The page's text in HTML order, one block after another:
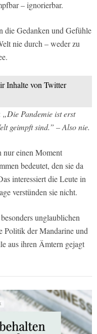
– ignorierbar.
die Gedanken und Gefühle
nie durch – weder zu
Inhalte von Twitter
„Die Pandemie ist erst
geimpft sind.” – Also nie.
nur einen Moment
bedeutet, den sie da
interessiert die Leute in
verstünden sie nicht.
unglaublichen
Politik der Mandarine und
aus ihren Ämtern gejagt